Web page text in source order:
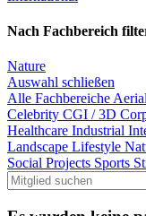
Nach Fachbereich
Nature
Auswahl schließen
Alle Fachbereiche Aerial
Celebrity CGI / 3D
Healthcare Industrial
Landscape Lifestyle
Social Projects Sports